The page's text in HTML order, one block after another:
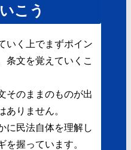
こう
いく上でまずポイン
条文を覚えていく こ
そのままのものが出
ありません。
に民法自体を理解し
を握っています。